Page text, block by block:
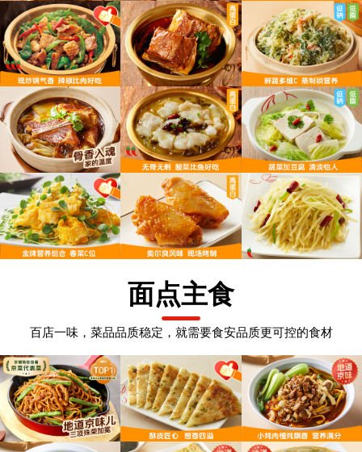
面点主食
百店一味，菜品品质稳定，就需要食安品质更可控的食材